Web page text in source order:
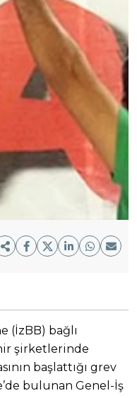
(İzBB) bağlı
şirketlerinde
başlattığı grev
bulunan Genel-İş